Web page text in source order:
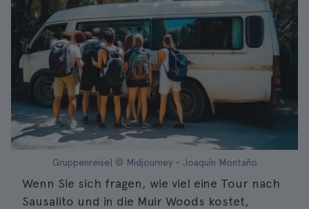
Gruppenreise| © Midjourney - Joaquín Montaño
Wenn Sie sich fragen, wie viel eine Tour nach
Sausalito und in die Muir Woods kostet,